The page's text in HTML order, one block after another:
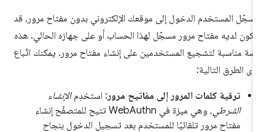
سجّل المستخدم الدخول إلى موقعك الإلكتروني بدون مفتاح مرور، قد
يكون لديه مفتاح مرور مسجّل لهذا الحساب أو على جهازه الحالي. هذه
مناسبة لتشجيع المستخدمين على إنشاء مفتاح مرور. يمكنك اتّباع
الطرق التالية:
ترقية كلمات المرور إلى مفاتيح مرور: استخدِمالإنشاء
الشرطي
، وهي ميزة في WebAuthn تتيح للمتصفّح إنشاء
مفتاح مرور تلقائيًا للمستخدم بعد تسجيل الدخول بنجاح